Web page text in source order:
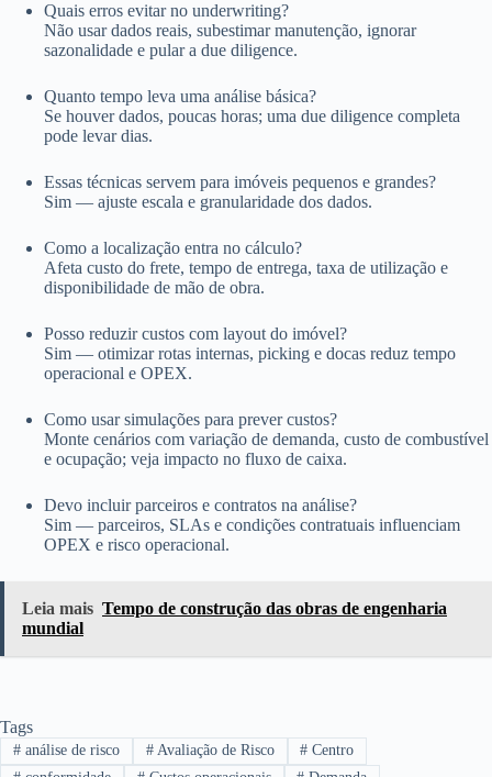
Quais erros evitar no underwriting?
Não usar dados reais, subestimar manutenção, ignorar
sazonalidade e pular a due diligence.
Quanto tempo leva uma análise básica?
Se houver dados, poucas horas; uma due diligence completa
pode levar dias.
Essas técnicas servem para imóveis pequenos e grandes?
Sim — ajuste escala e granularidade dos dados.
Como a localização entra no cálculo?
Afeta custo do frete, tempo de entrega, taxa de utilização e
disponibilidade de mão de obra.
Posso reduzir custos com layout do imóvel?
Sim — otimizar rotas internas, picking e docas reduz tempo
operacional e OPEX.
Como usar simulações para prever custos?
Monte cenários com variação de demanda, custo de combustível
e ocupação; veja impacto no fluxo de caixa.
Devo incluir parceiros e contratos na análise?
Sim — parceiros, SLAs e condições contratuais influenciam
OPEX e risco operacional.
Leia mais Tempo de construção das obras de engenharia
mundial
Tags
#análise de risco #Avaliação de Risco # Centro